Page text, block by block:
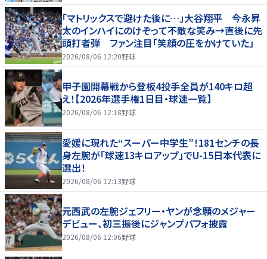
「マトリックスで避けた後に…」大谷翔平 今永昇
太のインハイにのけぞって不敵な笑み→直後に先
頭打者弾 ファン注目「笑顔の圧をかけていた」
2026/08/06 12:20野球
甲子園開幕戦から登板4投手全員が140キロ超
え！【2026年選手権1日目・球速一覧】
2026/08/06 12:18野球
愛媛に現れた“スーパー中学生”！181センチの長
身左腕が「球速13キロアップ」でU-15日本代表に
選出！
2026/08/06 12:13野球
元西武の左腕ジェフリー・ヤンが念願のメジャー
デビュー、初三振後にジャンプパフォ披露
2026/08/06 12:06野球